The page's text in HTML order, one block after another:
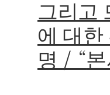
그리고
에 대한
명 / “